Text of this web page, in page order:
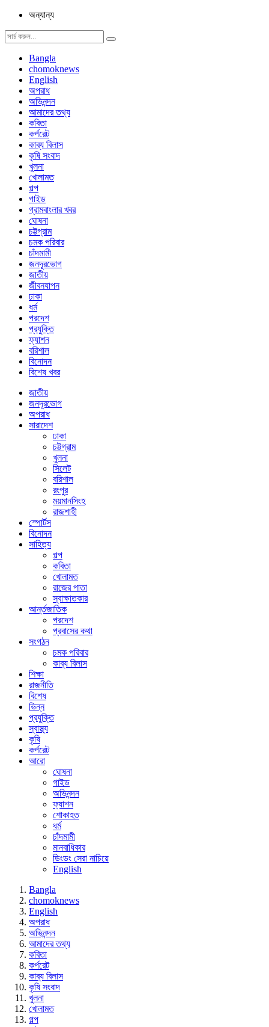
অন্যান্য
Bangla
chomoknews
English
অপরাধ
অভিনন্দন
আমাদের তথ্য
কবিতা
কর্পরেট
কাব্য বিলাস
কৃষি সংবাদ
খুলনা
খোলামত
গল্প
গাইড
গ্রামবাংলার খবর
ঘোষনা
চট্টগ্রাম
চমক পরিবার
চাঁদমামী
জনদূরভোগ
জাতীয়
জীবনযাপন
ঢাকা
ধর্ম
পরদেশ
প্রযুক্তি
ফ্যাশন
বরিশাল
বিনোদন
বিশেষ খবর
জাতীয়
জনদূরভোগ
অপরাধ
সারাদেশ
ঢাকা
চট্টগ্রাম
খুলনা
সিলেট
বরিশাল
রংপুর
ময়মানসিংহ
রাজশাহী
স্পোর্টস
বিনোদন
সাহিত্য
গল্প
কবিতা
খোলামত
রাজের পাতা
স্বাক্ষাতকার
আর্ন্তজাতিক
পরদেশ
প্রবাসের কথা
সংগঠন
চমক পরিবার
কাব্য বিলাস
শিক্ষা
রাজনীতি
বিশেষ
ভিন্ন
প্রযুক্তি
স্বাস্থ্য
কৃষি
কর্পরেট
আরো
ঘোষনা
গাইড
অভিনন্দন
ফ্যাশন
শোকাহত
ধর্ম
চাঁদমামী
মানবাধিকার
ডিংডং সেরা নাচিয়ে
English
Bangla
chomoknews
English
অপরাধ
অভিনন্দন
আমাদের তথ্য
কবিতা
কর্পরেট
কাব্য বিলাস
কৃষি সংবাদ
খুলনা
খোলামত
গল্প